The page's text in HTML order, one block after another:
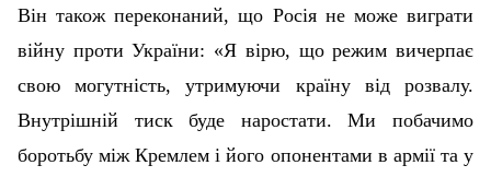
Він також переконаний, що Росія не може виграти
війну проти України: «Я вірю, що режим вичерпає
свою могутність, утримуючи країну від розвалу.
Внутрішній тиск буде наростати. Ми побачимо
боротьбу між Кремлем і його опонентами в армії та у